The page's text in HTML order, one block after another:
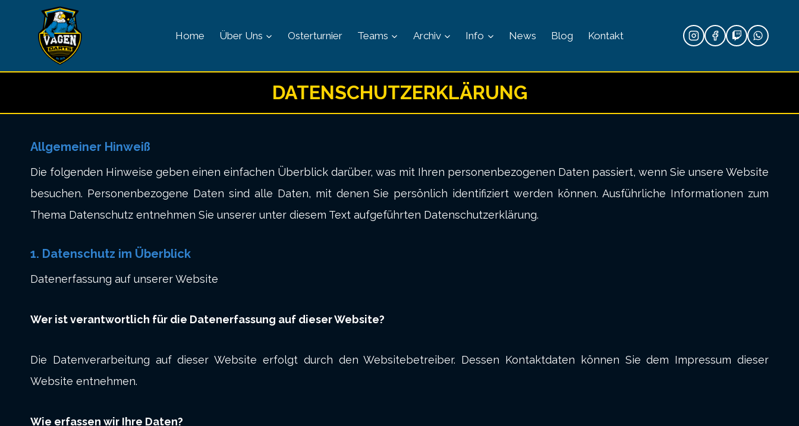
springen
Home Über Uns Osterturnier Teams Archiv Info News Blog Kontakt
DATENSCHUTZERKLÄRUNG
Allgemeiner Hinweiß
Die folgenden Hinweise geben einen einfachen Überblick darüber, was mit Ihren personenbezogenen Daten passiert, wenn Sie unsere Website
besuchen. Personenbezogene Daten sind alle Daten, mit denen Sie persönlich identifiziert werden können. Ausführliche Informationen zum
Thema Datenschutz entnehmen Sie unserer unter diesem Text aufgeführten Datenschutzerklärung.
1. Datenschutz im Überblick
Datenerfassung auf unserer Website
Wer ist verantwortlich für die Datenerfassung auf dieser Website?
Die Datenverarbeitung auf dieser Website erfolgt durch den Websitebetreiber. Dessen Kontaktdaten können Sie dem Impressum dieser
Website entnehmen.
Wie erfassen wir Ihre Daten?